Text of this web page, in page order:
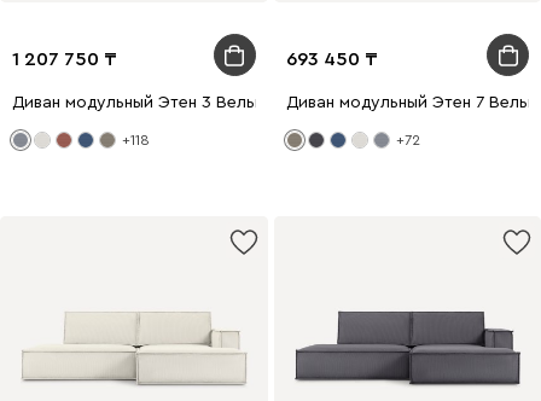
1 207 750
Диван модульный Этен 3 Вельвет Светло-серый
+118
693 450
Диван модульный Этен 7
+72